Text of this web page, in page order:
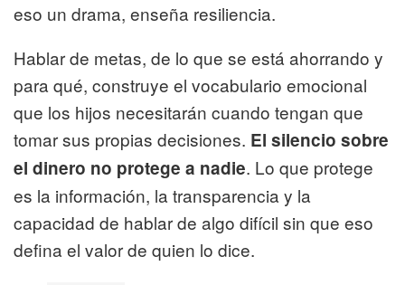
eso un drama, enseña resiliencia.
Hablar de metas, de lo que se está ahorrando y
para qué, construye el vocabulario emocional
que los hijos necesitarán cuando tengan que
tomar sus propias decisiones. El silencio sobre
el dinero no protege a nadie. Lo que protege
es la información, la transparencia y la
capacidad de hablar de algo difícil sin que eso
defina el valor de quien lo dice.